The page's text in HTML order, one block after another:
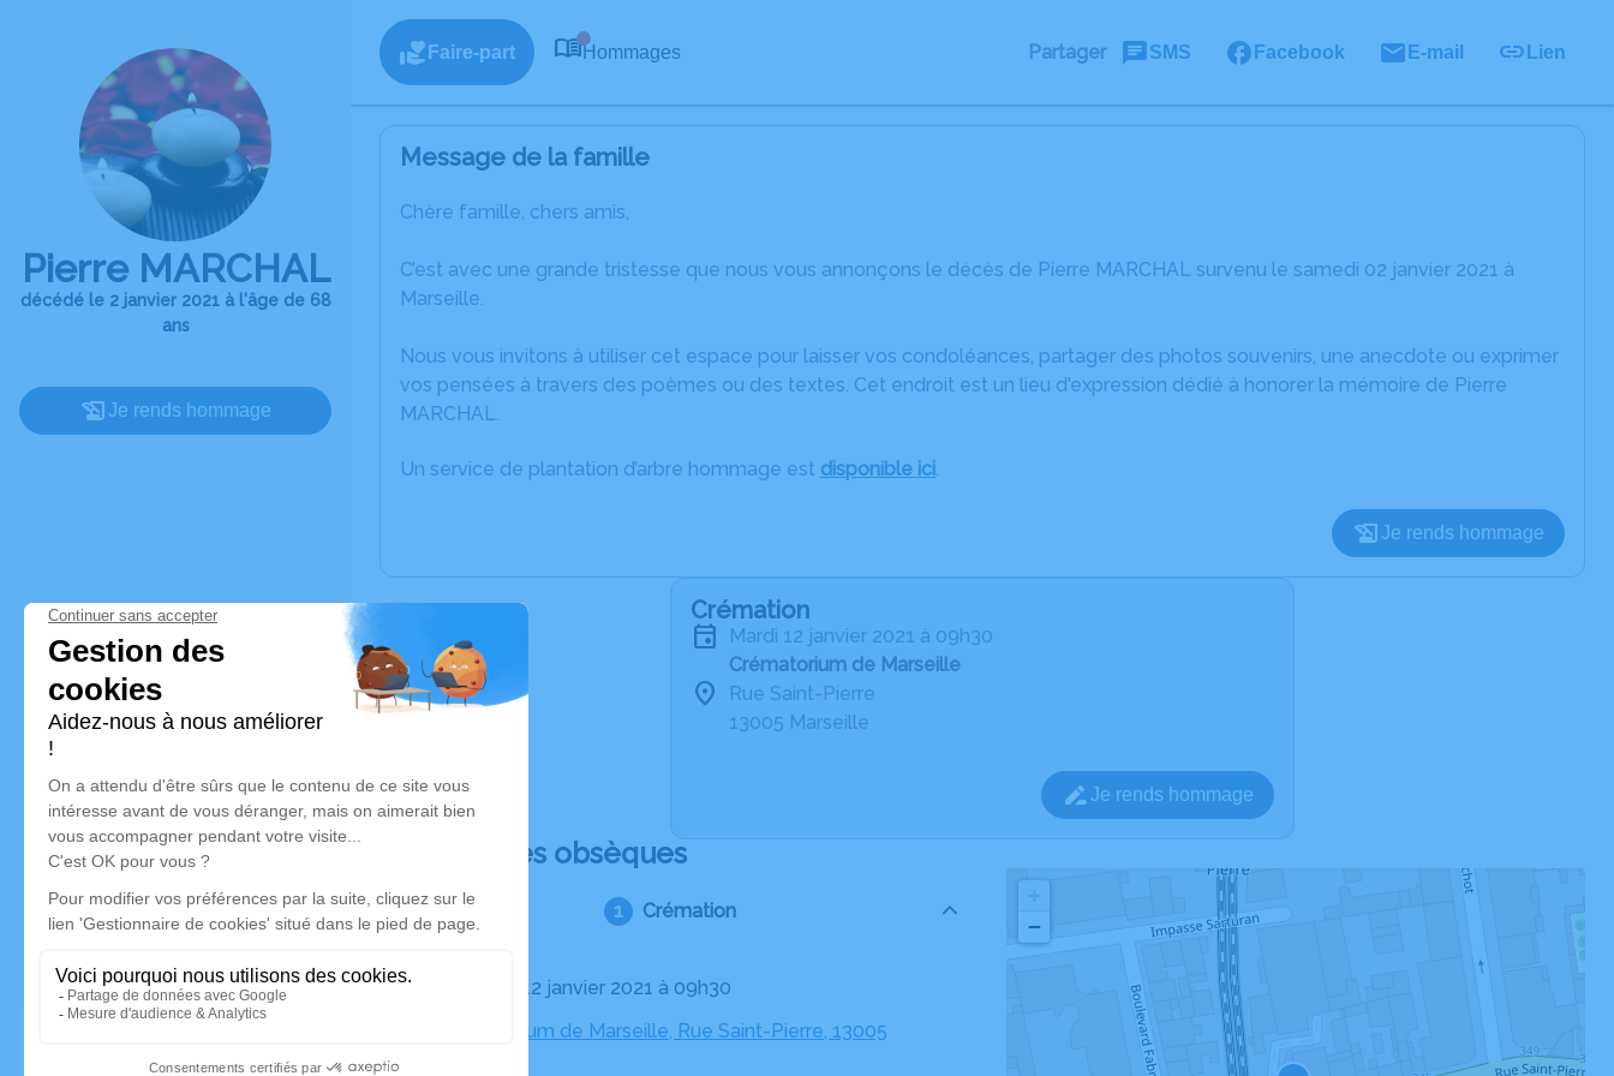
Pierre MARCHAL
décédé le 2 janvier 2021 à l'âge de 68
ans
Je rends hommage
Faire-part Hommages Partager SMS Facebook E-mail Lien
Message de la famille
Chère famille, chers amis,
C’est avec une grande tristesse que nous vous annonçons le décès de Pierre MARCHAL survenu le samedi 02 janvier 2021 à
Marseille.
Nous vous invitons à utiliser cet espace pour laisser vos condoléances, partager des photos souvenirs, une anecdote ou exprimer
vos pensées à travers des poèmes ou des textes. Cet endroit est un lieu d'expression dédié à honorer la mémoire de Pierre
MARCHAL.
Un service de plantation d’arbre hommage est disponible ici.
Je rends hommage
Crémation
mardi 12 janvier 2021 à 09h30
Crématorium de Marseille
Rue Saint-Pierre
13005 Marseille
Je rends hommage
Déroulé des obsèques
Crémation
Le mardi 12 janvier 2021 à 09h30
Crématorium de Marseille, Rue Saint-Pierre, 13005
−